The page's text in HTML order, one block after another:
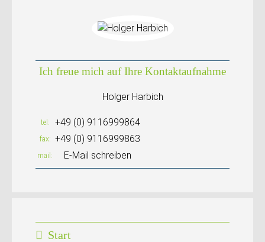
Ich freue mich auf Ihre Kontaktaufnahme
Holger Harbich
tel +49 (0) 9116999864
fax +49 (0) 9116999863
mail E-Mail schreiben
Start